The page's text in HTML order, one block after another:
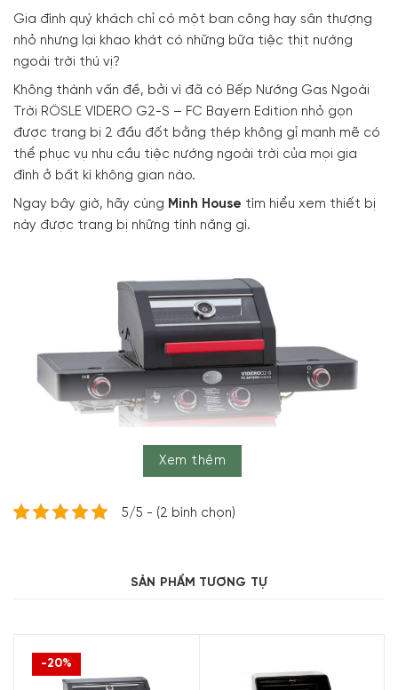
Gia đình quý khách chỉ có một ban công hay sân thượng
nhỏ nhưng lại khao khát có những bữa tiệc thịt nướng
ngoài trời thú vị?
Không thành vấn đề, bởi vì đã có Bếp Nướng Gas Ngoài
Trời RÖSLE VIDERO G2-S – FC Bayern Edition nhỏ gọn
được trang bị 2 đầu đốt bằng thép không gỉ mạnh mẽ có
thể phục vụ nhu cầu tiệc nướng ngoài trời của mọi gia
đình ở bất kì không gian nào.
Ngay bây giờ, hãy cùng Minh House tìm hiểu xem thiết bị
này được trang bị những tính năng gì.
Là sự hợp tác của hai thương hiệu hàng
Xem thêm
5/5 - (2 bình chọn)
SẢN PHẨM TƯƠNG TỰ
-20%